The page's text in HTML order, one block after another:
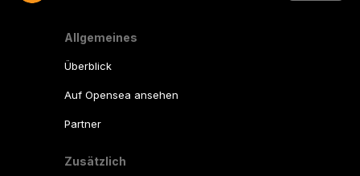
Allgemeines
Überblick
Auf Opensea ansehen
Partner
Zusätzlich